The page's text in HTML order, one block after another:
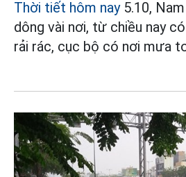
Thời tiết hôm nay5.10,
dông vài nơi, từ chiều nay
rải rác, cục bộ có nơi mưa